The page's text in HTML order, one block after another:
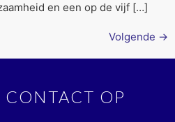
en een op de vijf […]
Volgende →
OP